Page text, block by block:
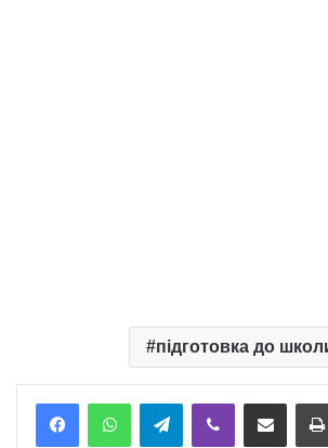
підготовка до
TelegramViber Надіслати електронною